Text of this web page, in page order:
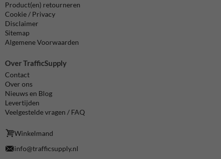
Product(en) retourneren
Cookie / Privacy
Disclaimer
Sitemap
Algemene Voorwaarden
Over TrafficSupply
Contact
Over ons
Nieuws en Blog
Levertijden
Veelgestelde vragen / FAQ
Winkelmand
info@trafficsupply.nl